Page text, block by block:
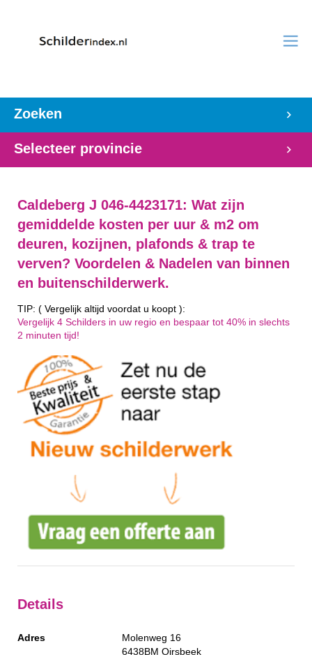
Zoeken
Selecteer provincie
Caldeberg J 046-4423171: Wat zijn
gemiddelde kosten per uur & m2 om
deuren, kozijnen, plafonds & trap te
verven? Voordelen & Nadelen van binnen
en buitenschilderwerk.
TIP: ( Vergelijk altijd voordat u koopt ):
Vergelijk 4 Schilders in uw regio en bespaar tot 40% in slechts
2 minuten tijd!
Details
Adres
Molenweg 16
6438BM Oirsbeek